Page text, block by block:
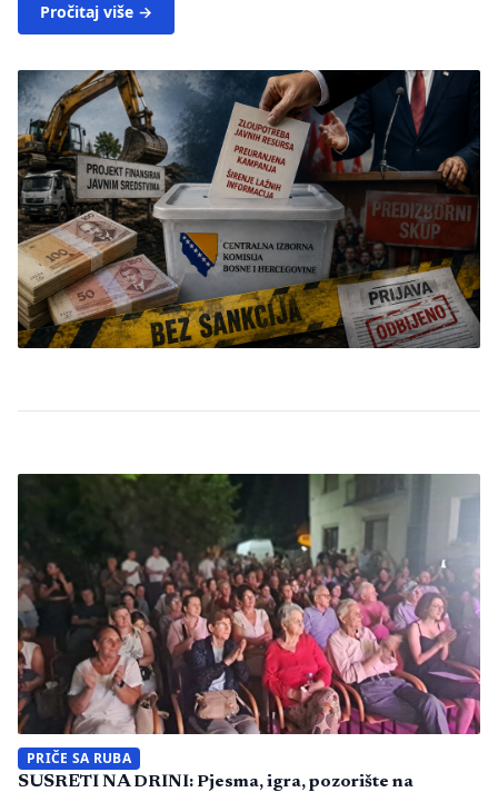
Pročitaj više →
PRIČE SA RUBA
SUSRETI NA DRINI: Pjesma, igra, pozorište na